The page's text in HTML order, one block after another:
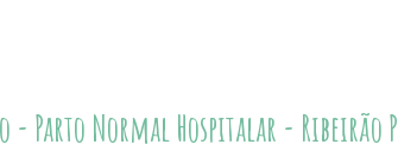
- Parto Normal Hospitalar - Ribeirão